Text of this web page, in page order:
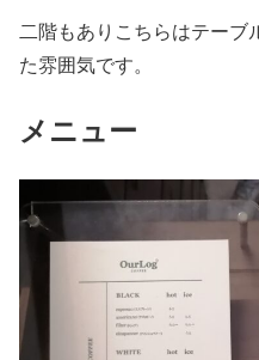
二階もありこちらはテーブ
た雰囲気です。
メニュー